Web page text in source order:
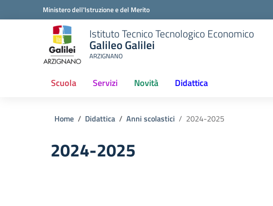
Ministero dell'Istruzione e del Merito
Istituto Tecnico Tecnologico Economico
Galileo Galilei
ARZIGNANO
Scuola Servizi Novità Didattica
Home Didattica Anni scolastici 2024-2025
2024-2025